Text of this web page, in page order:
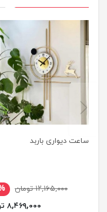
ساعت دیواری باربد
۱۲,۱۶۵,۰۰۰ تومان
۸,۴۶۹,۰۰۰ تومان
previus